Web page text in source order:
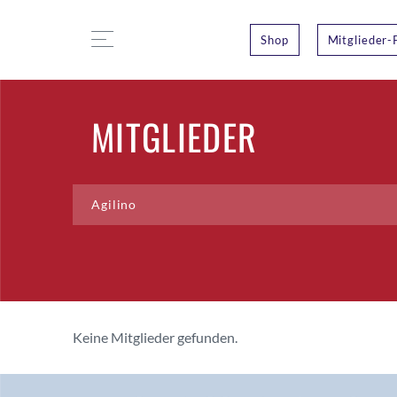
Shop Mitglieder-
MITGLIEDER
Keine Mitglieder gefunden.